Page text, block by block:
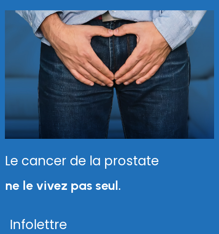
Le cancer de la prostate
ne le vivez pas seul.
Infolettre